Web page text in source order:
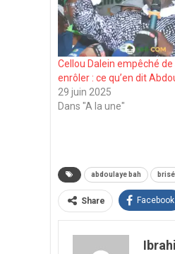
Cellou Dalein empêché
enrôler : ce qu’en dit
29 juin 2025
Dans "A la une"
abdoulaye bah brisé
Share Facebook